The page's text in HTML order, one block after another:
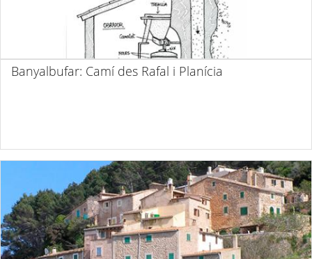
Banyalbufar: Camí des Rafal i Planícia